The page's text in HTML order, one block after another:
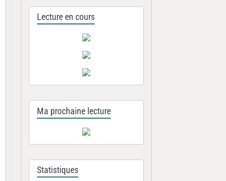
Lecture en cours
Ma prochaine lecture
Statistiques